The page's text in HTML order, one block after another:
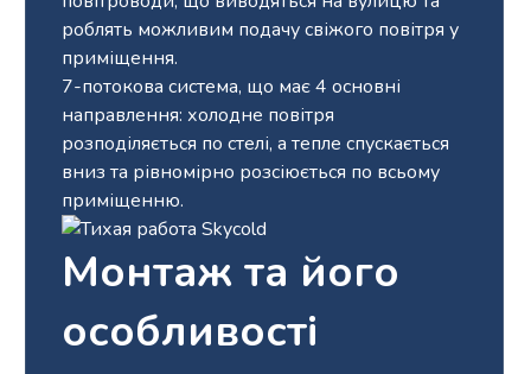
роблять можливим подачу свіжого повітря у
приміщення.
7-потокова система, що має 4 основні
направлення: холодне повітря
розподіляється по стелі, а тепле спускається
вниз та рівномірно розсіюється по всьому
приміщенню.
Монтаж та його
особливості